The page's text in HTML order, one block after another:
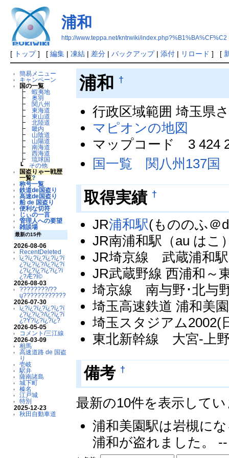
浦和
http://www.teppa.net/kntrwiki/index.php?%B1%BA%CF%C2
[ トップ] [ 編集| 凍結| 差分| バックアップ| 添付| リロード ] [
簡易メニュー
キャンペーン
国の一覧
┣蝦夷地
┣奥羽
┣ 関八州
┣東海道
┣東山道
┣北陸道
┣畿内
┣ 山陰道
┣ 山陽道
┣南海道
┣西海道
┣琉球国
┗ その他
国盗りゃー戦歴
一覧?
称号一覧
鉄道de国盗り
高速de国盗り
船 de 国盗り
便利な切符
じぃの一言
管理人への要望
雑談場
最新の15件
2026-08-06
RecentDeleted
ï¿?ï¿?ï¿?ï¿?ï¿?ï
¿?ï¿?ï¿?/ï¿?ï¿?ï
¿?ï¿?ï¿?ï¿?ï¿?ï
¿?Æ?Ï©
2026-08-03
????????/??
ų????????????
2026-07-30
ï¿?ï¿?ï¿?ï¿?ï¿?ï
¿?ï¿?ï¿?/ï¿?ï¿?ï
¿?Ý?ï¿?ï¿?ï¿?
2026-05-05
コメント/三江線
2026-03-09
相馬
高速道路 de 国盗
り
壱岐
駅弁
薩南諸島
城下町
榛名
江戸城
特別
2025-12-23
秋田自動車道
浦和 †
行政区域範囲 埼玉県
マピオンの地図
マップコード 3 424
国一覧 関八州137国
取得実績 †
JR浦和駅(もののふ＠
JR南浦和駅（au はこ
JR埼京線 武蔵浦和
JR武蔵野線 西浦和～
埼京線 南与野･北与
埼玉高速鉄道 浦和美
埼玉スタジアム2002(
東北新幹線 大宮-上
備考 †
最新の10件を表示して
浦和美園駅は岩槻に
浦和が盗れました。